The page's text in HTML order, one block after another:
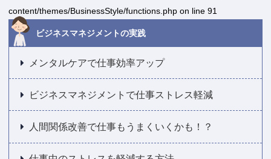
content/themes/BusinessStyle/functions.php on line 91
ビジネスマネジメントの実践
メンタルケアで仕事効率アップ
ビジネスマネジメントで仕事ストレス軽減
人間関係改善で仕事もうまくいくかも！？